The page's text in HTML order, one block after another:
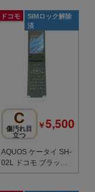
ドコモ
SIMロック解除
済
C
傷汚れ目
立つ
￥5,500
AQUOS ケータイ SH-
02L ドコモ ブラック c
20765